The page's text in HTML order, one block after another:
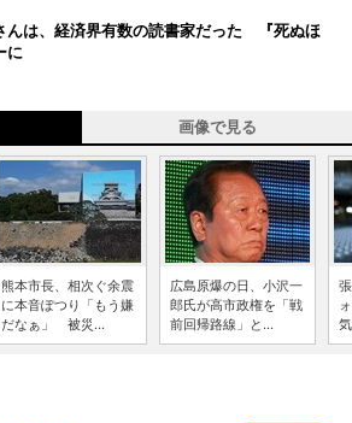
んは、経済界有数の読書家だった 『死ぬほ
に
画像で見る
熊本市長、相次ぐ余震
に本音ぽつり「もう嫌
だなぁ」 被災...
広島原爆の日、小沢一
郎氏が高市政権を「戦
前回帰路線」と...